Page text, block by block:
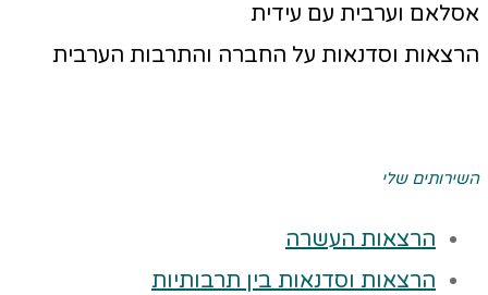
אסלאם וערבית עם עידית
הרצאות וסדנאות על החברה והתרבות הערבית
השירותים שלי
הרצאות העשרה
הרצאות וסדנאות בין תרבותיות